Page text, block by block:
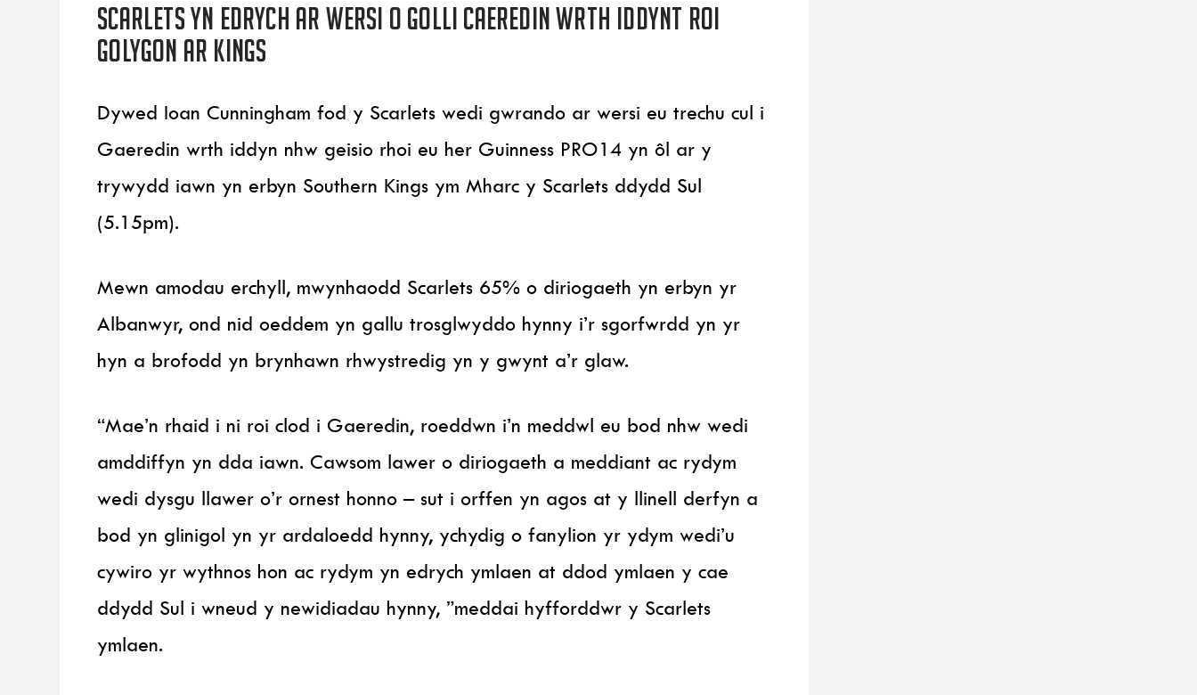
Scarlets yn edrych ar wersi o golli Caeredin wrth iddynt roi
golygon ar Kings
Dywed Ioan Cunningham fod y Scarlets wedi gwrando ar wersi eu trechu cul i
Gaeredin wrth iddyn nhw geisio rhoi eu her Guinness PRO14 yn ôl ar y
trywydd iawn yn erbyn Southern Kings ym Mharc y Scarlets ddydd Sul
(5.15pm).
Mewn amodau erchyll, mwynhaodd Scarlets 65% o diriogaeth yn erbyn yr
Albanwyr, ond nid oeddem yn gallu trosglwyddo hynny i’r sgorfwrdd yn yr
hyn a brofodd yn brynhawn rhwystredig yn y gwynt a’r glaw.
“Mae’n rhaid i ni roi clod i Gaeredin, roeddwn i’n meddwl eu bod nhw wedi
amddiffyn yn dda iawn. Cawsom lawer o diriogaeth a meddiant ac rydym
wedi dysgu llawer o’r ornest honno – sut i orffen yn agos at y llinell derfyn a
bod yn glinigol yn yr ardaloedd hynny, ychydig o fanylion yr ydym wedi’u
cywiro yr wythnos hon ac rydym yn edrych ymlaen at ddod ymlaen y cae
ddydd Sul i wneud y newidiadau hynny, ”meddai hyfforddwr y Scarlets
ymlaen.